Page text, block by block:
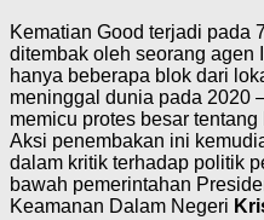
Kematian Good terjadi pada
ditembak oleh seorang agen
hanya beberapa blok dari
meninggal dunia pada 2020
memicu protes besar
Aksi penembakan ini
dalam kritik terhadap politik
bawah pemerintahan
Keamanan Dalam Negeri